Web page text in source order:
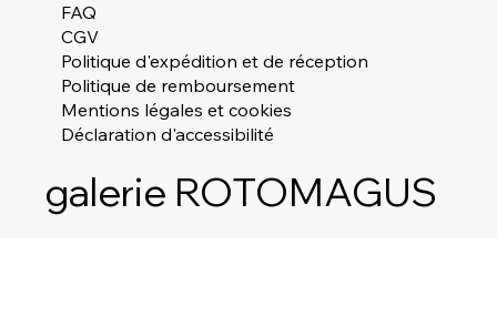
FAQ
CGV
Politique d'expédition et de réception
Politique de remboursement
Mentions légales et cookies
Déclaration d'accessibilité
galerie ROTOMAGUS